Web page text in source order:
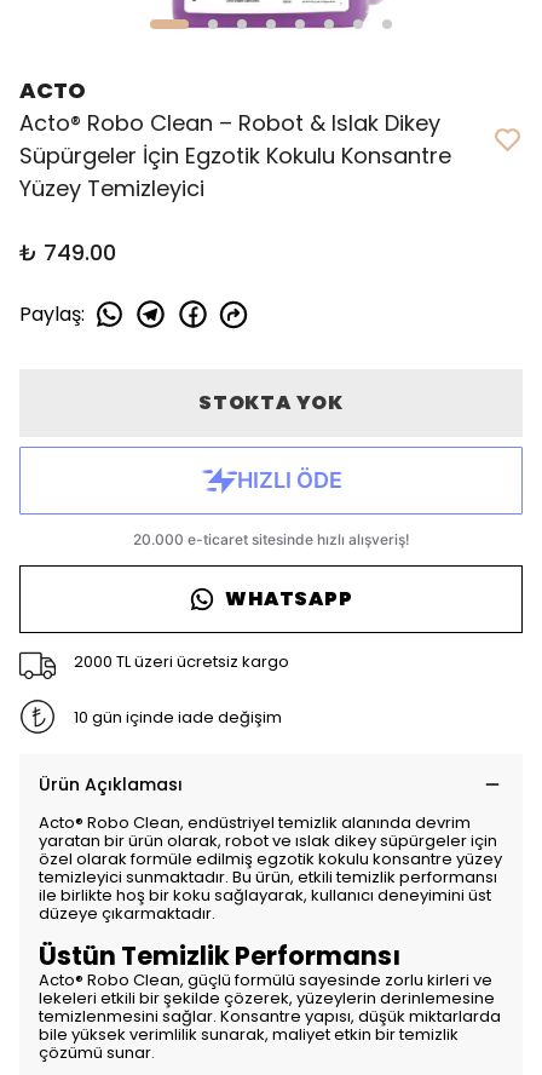
ACTO
Acto® Robo Clean – Robot & Islak Dikey
Süpürgeler İçin Egzotik Kokulu Konsantre
Yüzey Temizleyici
₺ 749.00
Paylaş:
STOKTA YOK
WHATSAPP
2000 TL üzeri ücretsiz kargo
10 gün içinde iade değişim
Ürün Açıklaması
Acto® Robo Clean, endüstriyel temizlik alanında devrim
yaratan bir ürün olarak, robot ve ıslak dikey süpürgeler için
özel olarak formüle edilmiş egzotik kokulu konsantre yüzey
temizleyici sunmaktadır. Bu ürün, etkili temizlik performansı
ile birlikte hoş bir koku sağlayarak, kullanıcı deneyimini üst
düzeye çıkarmaktadır.
Üstün Temizlik Performansı
Acto® Robo Clean, güçlü formülü sayesinde zorlu kirleri ve
lekeleri etkili bir şekilde çözerek, yüzeylerin derinlemesine
temizlenmesini sağlar. Konsantre yapısı, düşük miktarlarda
bile yüksek verimlilik sunarak, maliyet etkin bir temizlik
çözümü sunar.